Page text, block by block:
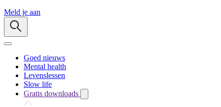
Meld je aan
Goed nieuws
Mental health
Levenslessen
Slow life
Gratis downloads